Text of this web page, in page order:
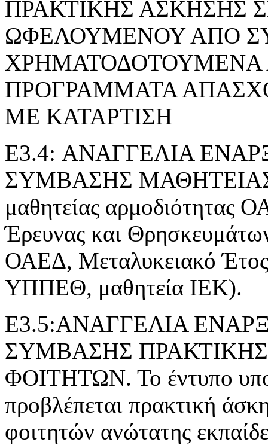
ΠΡΑΚΤΙΚΗΣ ΑΣΚΗΣΗΣ
ΩΦΕΛΟΥΜΕΝΟΥ ΑΠΟ
ΧΡΗΜΑΤΟΔΟΤΟΥΜΕΝΑ
ΠΡΟΓΡΑΜΜΑΤΑ
ΜΕ ΚΑΤΑΡΤΙΣΗ
E3.4: ΑΝΑΓΓΕΛΙΑ
ΣΥΜΒΑΣΗΣ ΜΑΘΗΤΕΙΑΣ»
μαθητείας αρμοδιότητας
Έρευνας και
ΟΑΕΔ, Μεταλυκειακό Έτος
ΥΠΠΕΘ, μαθητεία ΙΕΚ).
Ε3.5:ΑΝΑΓΓΕΛΙΑ
ΣΥΜΒΑΣΗΣ
ΦΟΙΤΗΤΩΝ. Το έντυπο
προβλέπεται πρακτική
φοιτητών ανώτατης